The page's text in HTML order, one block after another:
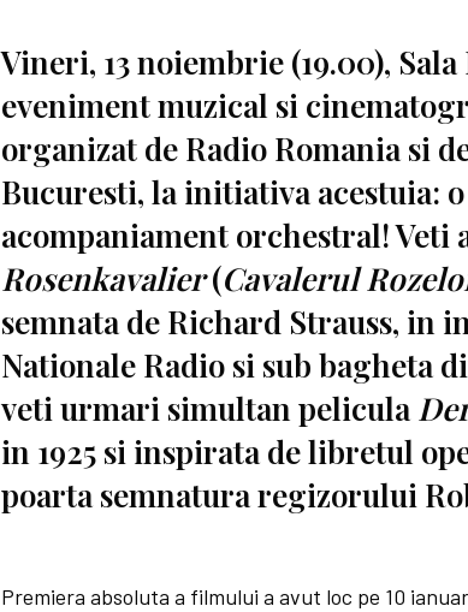
Vineri, 13 noiembrie (19.00),
eveniment muzical si
organizat de Radio Romania si
Bucuresti, la initiativa acestuia:
acompaniament orchestral! Veti
Rosenkavalier(Cavalerul
semnata de Richard Strauss, in
Nationale Radio si sub bagheta
veti urmari simultan pelicula
in 1925 si inspirata de libretul
poarta semnatura regizorului
Premiera absoluta a filmului a avut loc pe 10